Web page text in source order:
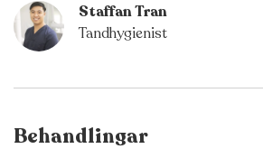
Staffan Tran
Tandhygienist
Behandlingar